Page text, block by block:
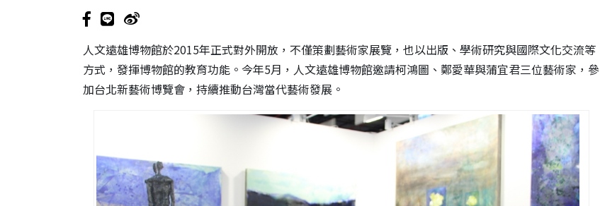
人文遠雄博物館於2015年正式對外開放，不僅策劃藝術家展覽，也以出版、學術研究與國際文化交流等
方式，發揮博物館的教育功能。今年5月，人文遠雄博物館邀請柯鴻圖、鄭愛華與蒲宜君三位藝術家，參
加台北新藝術博覽會，持續推動台灣當代藝術發展。